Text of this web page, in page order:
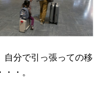
自分で引っ張っての移
・。